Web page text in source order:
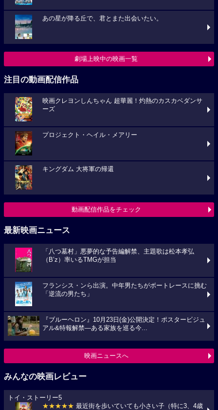
あの星が降る丘で、君とまた出会いたい。
劇場上映中の映画一覧
注目の動画配信作品
映画クレヨンしんちゃん 超華麗！灼熱のカスカベダンサ
ーズ
プロジェクト・ヘイル・メアリー
キングダム 大将軍の帰還
動画配信作品をチェック
最新映画ニュース
「八つ墓村」悪夢的な予告編解禁、主題歌は松本孝弘
（B’z）率いるTMGが担当
フランシス・ンら出演。中年男たちがボートレースに挑む
「逆流の男たち」
『ブルーヘロン』10月23日(金)公開決定！ポスタービジュ
アル&特報解禁―ある家族を巡る今...
映画ニュースへ
みんなの映画レビュー
トイ・ストーリー5
★★★★★ 最近街を歩いていても小さい子（特に3、4歳